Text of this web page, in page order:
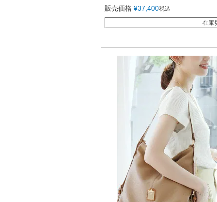
販売価格 ¥37,400税込
在庫